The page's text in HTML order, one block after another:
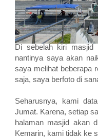
Di sebelah kiri masjid
nantinya saya akan
saya melihat beberapa
saja, saya berfoto di
Seharusnya, kami
Jumat. Karena, setiap
halaman masjid akan
Kemarin, kami tidak ke